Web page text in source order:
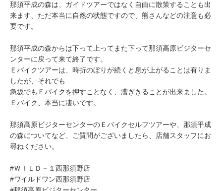
那須平成の森は、ガイドツアーではなく自由に散策することも出
来ます、ただ本当に自然の状態ですので、熊さんなどの注意も必
要です。
那須平成の森からは下って上ってまた下って那須高原ビジターセ
ンターに戻って来て終了です。
Ｅバイクツアーは、時折のぼりが続くと息が上がることは有りま
したが、それでも
急坂でもＥバイクを押すことなく、漕ぎきることが出来ました。
Ｅバイク、本当に凄いです。
那須高原ビジターセンターのＥバイクセルフツアーや、那須平成
の森についてなど、ご質問がございましたら、店舗スタッフにお
尋ねください。
#ＷＩＬＤ－１西那須野店
#ワイルドワン西那須野店